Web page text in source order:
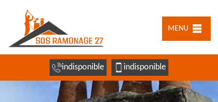
MENU
indisponible indisponible